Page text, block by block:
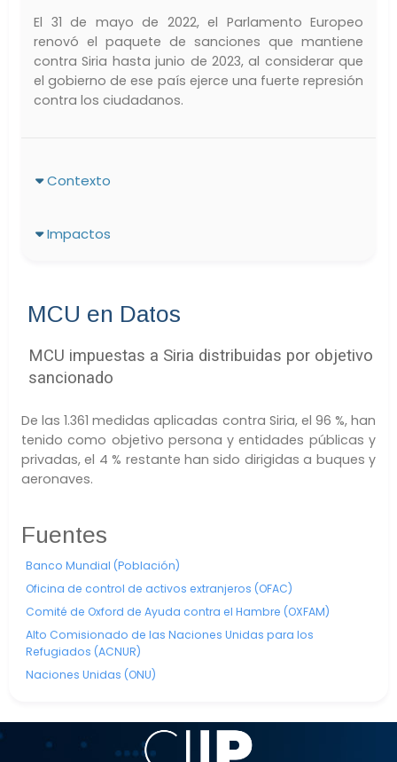
El 31 de mayo de 2022, el Parlamento Europeo
renovó el paquete de sanciones que mantiene
contra Siria hasta junio de 2023, al considerar que
el gobierno de ese país ejerce una fuerte represión
contra los ciudadanos.
Contexto
Impactos
MCU en Datos
MCU impuestas a Siria distribuidas por objetivo
sancionado
De las 1.361 medidas aplicadas contra Siria, el 96 %, han
tenido como objetivo persona y entidades públicas y
privadas, el 4 % restante han sido dirigidas a buques y
aeronaves.
Fuentes
Banco Mundial (Población)
Oficina de control de activos extranjeros (OFAC)
Comité de Oxford de Ayuda contra el Hambre (OXFAM)
Alto Comisionado de las Naciones Unidas para los
Refugiados (ACNUR)
Naciones Unidas (ONU)